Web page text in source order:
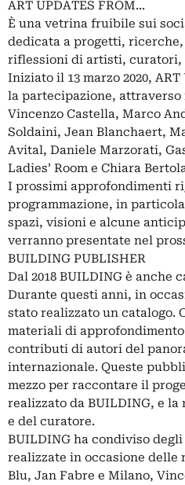
ART UPDATES FROM...
È una vetrina fruibile sui
dedicata a progetti,
riflessioni di artisti,
Iniziato il 13 marzo 2020,
la partecipazione,
Vincenzo Castella, Marco
Soldaini, Jean Blanchaert,
Avital, Daniele Marzorati,
Ladies’ Room e Chiara
I prossimi approfondimenti
programmazione, in
spazi, visioni e alcune
verranno presentate nel
BUILDING PUBLISHER
Dal 2018 BUILDING è anche
Durante questi anni, in
stato realizzato un catalogo.
materiali di
contributi di autori del
internazionale. Queste
mezzo per raccontare il
realizzato da BUILDING, e
e del curatore.
BUILDING ha condiviso
realizzate in occasione delle
Blu, Jan Fabre e Milano,